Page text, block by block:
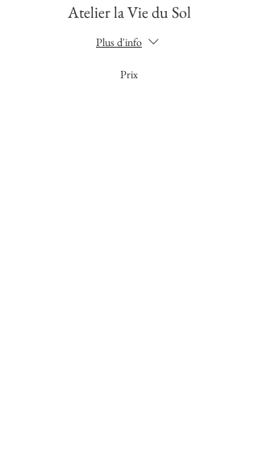
Atelier la Vie du Sol
Plus d'info
Prix